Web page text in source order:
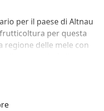
per il paese di Altnau
per questa
regione delle mele con
diverse varietà di
informazioni